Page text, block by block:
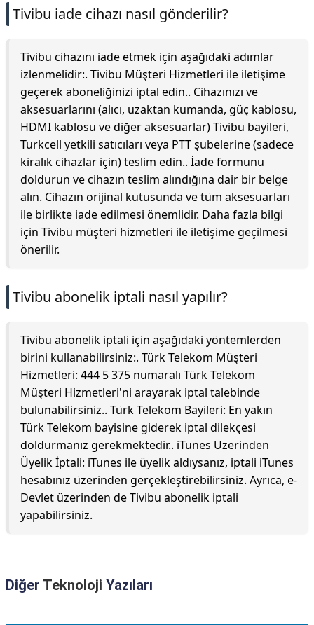
Tivibu iade cihazı nasıl gönderilir?
Tivibu cihazını iade etmek için aşağıdaki adımlar
izlenmelidir:. Tivibu Müşteri Hizmetleri ile iletişime
geçerek aboneliğinizi iptal edin.. Cihazınızı ve
aksesuarlarını (alıcı, uzaktan kumanda, güç kablosu,
HDMI kablosu ve diğer aksesuarlar) Tivibu bayileri,
Turkcell yetkili satıcıları veya PTT şubelerine (sadece
kiralık cihazlar için) teslim edin.. İade formunu
doldurun ve cihazın teslim alındığına dair bir belge
alın. Cihazın orijinal kutusunda ve tüm aksesuarları
ile birlikte iade edilmesi önemlidir. Daha fazla bilgi
için Tivibu müşteri hizmetleri ile iletişime geçilmesi
önerilir.
Tivibu abonelik iptali nasıl yapılır?
Tivibu abonelik iptali için aşağıdaki yöntemlerden
birini kullanabilirsiniz:. Türk Telekom Müşteri
Hizmetleri: 444 5 375 numaralı Türk Telekom
Müşteri Hizmetleri'ni arayarak iptal talebinde
bulunabilirsiniz.. Türk Telekom Bayileri: En yakın
Türk Telekom bayisine giderek iptal dilekçesi
doldurmanız gerekmektedir.. iTunes Üzerinden
Üyelik İptali: iTunes ile üyelik aldıysanız, iptali iTunes
hesabınız üzerinden gerçekleştirebilirsiniz. Ayrıca, e-
Devlet üzerinden de Tivibu abonelik iptali
yapabilirsiniz.
Diğer Teknoloji Yazıları